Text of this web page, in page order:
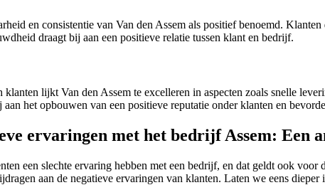
en consistentie van Van den Assem als positief benoemd.
draagt bij aan een positieve relatie tussen klant en bedrijf.
lijkt Van den Assem te excelleren in aspecten zoals snelle
het opbouwen van een positieve reputatie onder klanten en
ervaringen met het bedrijf Assem: Een
een slechte ervaring hebben met een bedrijf, en dat geldt ook
aan de negatieve ervaringen van klanten. Laten we eens